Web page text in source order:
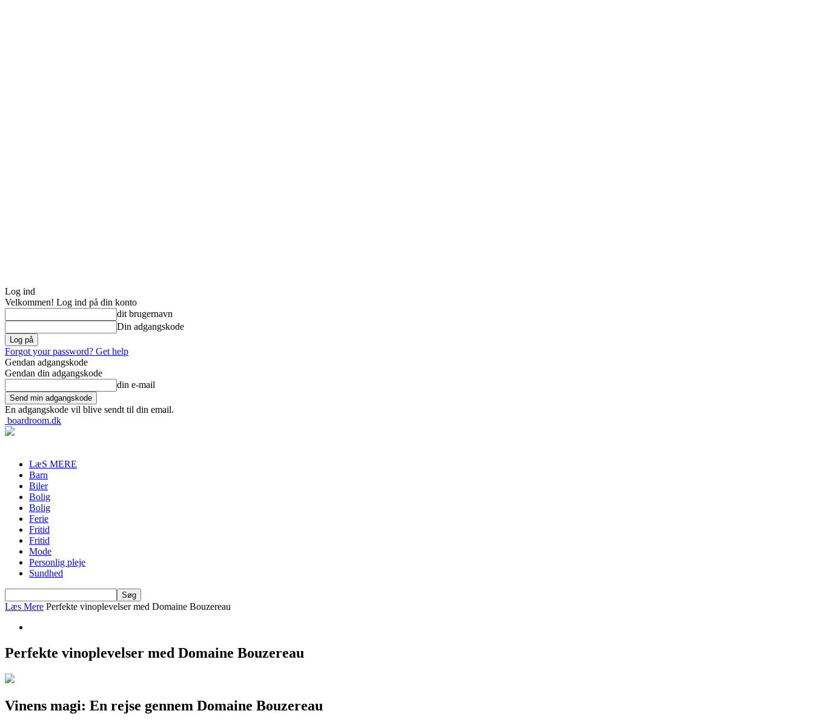
Log ind
Velkommen! Log ind på din konto
dit brugernavn
Din adgangskode
Forgot your password? Get help
Gendan adgangskode
Gendan din adgangskode
din e-mail
En adgangskode vil blive sendt til din email.
boardroom.dk
LæS MERE
Barn
Biler
Bolig
Bolig
Ferie
Fritid
Fritid
Mode
Personlig pleje
Sundhed
Læs Mere Perfekte vinoplevelser med Domaine Bouzereau
Perfekte vinoplevelser med Domaine Bouzereau
Vinens magi: En rejse gennem Domaine Bouzereau